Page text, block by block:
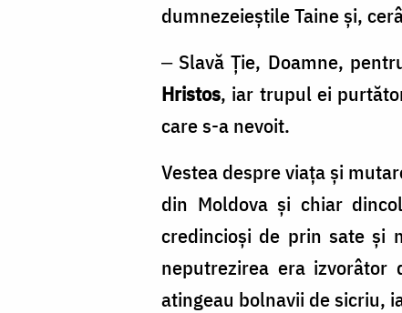
dumnezeieştile Taine şi,
‒ Slavă Ţie, Doamne,
Hristos, iar trupul ei
care s-a nevoit.
Vestea despre viaţa şi
din Moldova şi chiar
credincioşi de prin sate şi
neputrezirea era
atingeau bolnavii de sicriu,